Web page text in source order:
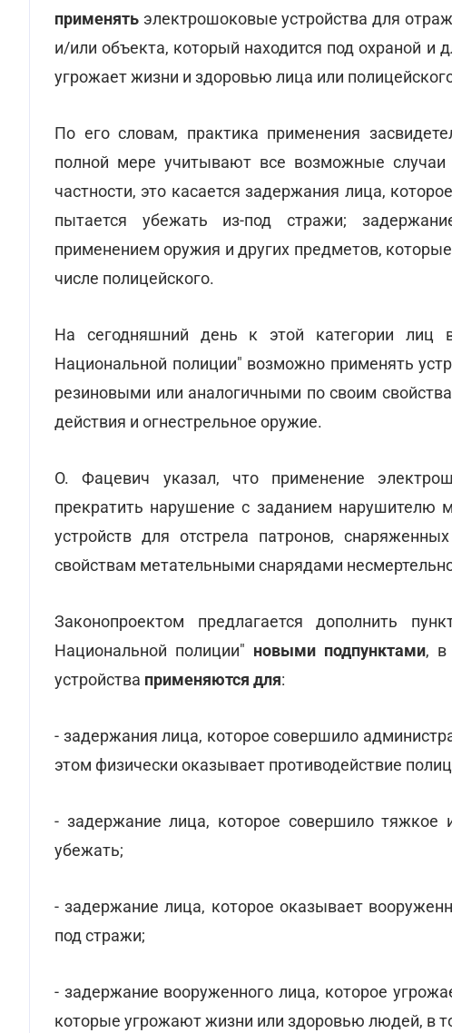
применять электрошоковые устройства для
и/или объекта, который находится под охраной и
угрожает жизни и здоровью лица или
По его словам, практика применения
полной мере учитывают все возможные
частности, это касается задержания лица,
пытается убежать из-под стражи;
применением оружия и других предметов,
числе полицейского.
На сегодняшний день к этой категории лиц
Национальной полиции" возможно применять
резиновыми или аналогичными по своим
действия и огнестрельное оружие.
О. Фацевич указал, что применение
прекратить нарушение с заданием нарушителю
устройств для отстрела патронов,
свойствам метательными снарядами
Законопроектом предлагается дополнить
Национальной полиции" новыми подпунктами, в
устройства применяются для:
- задержания лица, которое совершило
этом физически оказывает противодействие
- задержание лица, которое совершило тяжкое
убежать;
- задержание лица, которое оказывает
под стражи;
- задержание вооруженного лица, которое
которые угрожают жизни или здоровью людей, в